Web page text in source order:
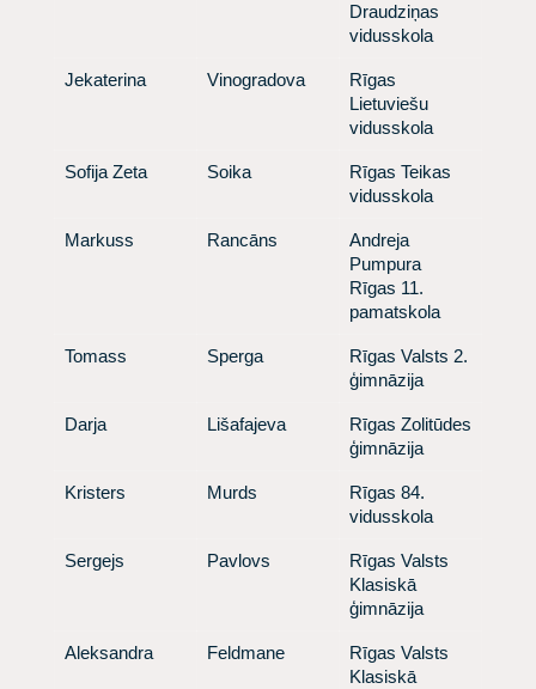
Draudziņas
vidusskola
​Jekaterina ​ Vinogradova
​ Rīgas
Lietuviešu
vidusskola
​Sofija Zeta ​ Soika
​ Rīgas Teikas
vidusskola
​Markuss ​ Rancāns
​ Andreja
Pumpura
Rīgas 11.
pamatskola
​Tomass ​ Sperga
​ Rīgas Valsts 2.
ģimnāzija
​Darja ​ Lišafajeva
​ Rīgas Zolitūdes
ģimnāzija
​Kristers ​ Murds
​ Rīgas 84.
vidusskola
​Sergejs ​ Pavlovs
​ Rīgas Valsts
Klasiskā
ģimnāzija
​Aleksandra ​ Feldmane
​ Rīgas Valsts
Klasiskā